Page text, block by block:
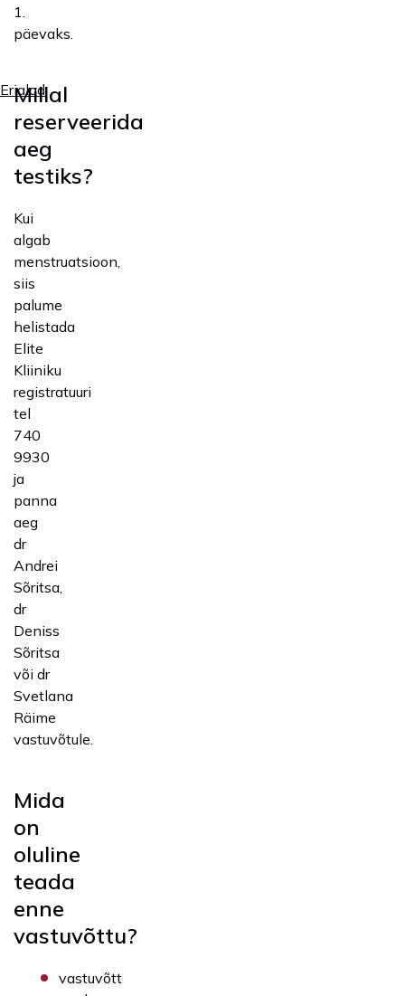
Erialad
1.
päevaks.
Millal
reserveerida
aeg
testiks?
Kui
algab
menstruatsioon,
siis
palume
helistada
Elite
Kliiniku
registratuuri
tel
740
9930
ja
panna
aeg
dr
Andrei
Sõritsa,
dr
Deniss
Sõritsa
või dr
Svetlana
Räime
vastuvõtule.
Mida
on
oluline
teada
enne
vastuvõttu?
vastuvõtt